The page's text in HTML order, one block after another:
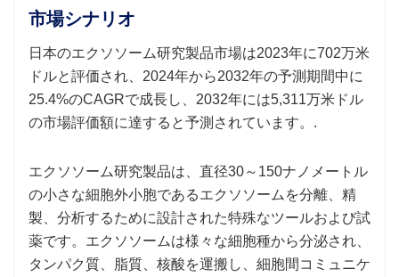
市場シナリオ
日本のエクソソーム研究製品市場は2023年に702万米
ドルと評価され、2024年から2032年の予測期間中に
25.4%のCAGRで成長し、2032年には5,311万米ドル
の市場評価額に達すると予測されています。.
エクソソーム研究製品は、直径30～150ナノメートル
の小さな細胞外小胞であるエクソソームを分離、精
製、分析するために設計された特殊なツールおよび試
薬です。エクソソームは様々な細胞種から分泌され、
タンパク質、脂質、核酸を運搬し、細胞間コミュニケ